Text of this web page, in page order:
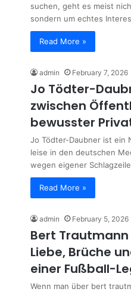
suchen, geht es meist
sondern um echtes
Read More »
admin February 7, 2026
Jo Tödter-
zwischen
bewusster
Jo Tödter-Daubner ist ein
leise in den deutschen
wegen eigener
Read More »
admin February 5, 2026
Bert
Liebe, Brüche
einer Fußball-
Wenn man über bert